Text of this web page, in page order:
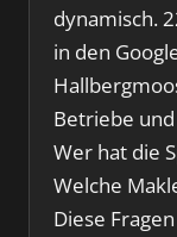
dynamisch.
in den
Betriebe
Wer hat die
Welche
Diese